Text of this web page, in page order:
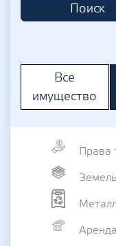
Поиск
Все
имущество
Права